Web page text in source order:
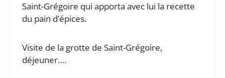
Saint-Grégoire qui apporta avec lui la recette
du pain d’épices.
Visite de la grotte de Saint-Grégoire,
déjeuner….